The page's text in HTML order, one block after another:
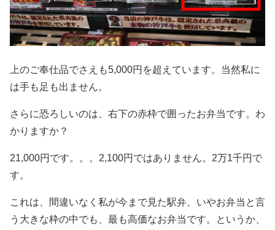
上のご奉仕品でさえも5,000円を超えています。当然私に
は手も足も出ません。
さらに恐ろしいのは、右下の赤枠で囲ったお弁当です。わ
かりますか？
21,000円です。。。2,100円ではありません。2万1千円で
す。
これは、間違いなく私が今まで見た駅弁、いやお弁当と言
う大きな枠の中でも、最も高価なお弁当です。というか、